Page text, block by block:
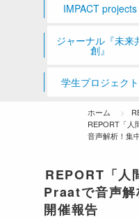
IMPACT projects
ジャーナル『未来
創』
学生プロジェクト
ホーム
REPORT「人
音声解析！集
REPORT「人
Praatで音声解
開催報告